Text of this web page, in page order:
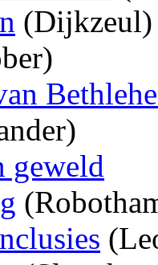
(Dijkzeul)
geweld